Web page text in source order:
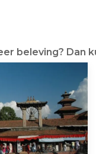
beleving? Dan